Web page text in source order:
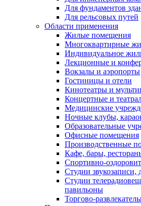
Для фундаментов
Для рельсовых путей
Области применения
Жилые помещения
Многоквартирные
Индивидуальное
Лекционные и
Вокзалы и аэропорты
Гостиницы и отели
Кинотеатры и
Концертные и
Медицинские
Ночные клубы,
Образовательные
Офисные помещения
Производственные
Кафе, бары,
Спортивно-
Студии
Студии
павильоны
Торгово-